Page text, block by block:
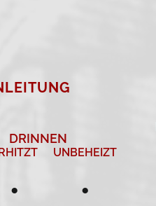
DRINNEN
●
UNBEHEIZT
●